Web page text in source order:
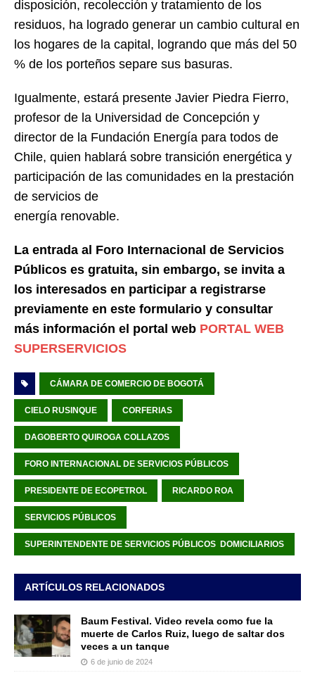
disposición, recolección y tratamiento de los
residuos, ha logrado generar un cambio cultural en
los hogares de la capital, logrando que más del 50
% de los porteños separe sus basuras.
Igualmente, estará presente Javier Piedra Fierro,
profesor de la Universidad de Concepción y
director de la Fundación Energía para todos de
Chile, quien hablará sobre transición energética y
participación de las comunidades en la prestación
de servicios de
energía renovable.
La entrada al Foro Internacional de Servicios
Públicos es gratuita, sin embargo, se invita a
los interesados en participar a registrarse
previamente en este formulario y consultar
más información el portal web PORTAL WEB
SUPERSERVICIOS
CÁMARA DE COMERCIO DE BOGOTÁ
CIELO RUSINQUE CORFERIAS
DAGOBERTO QUIROGA COLLAZOS
FORO INTERNACIONAL DE SERVICIOS PÚBLICOS
PRESIDENTE DE ECOPETROL RICARDO ROA
SERVICIOS PÚBLICOS
SUPERINTENDENTE DE SERVICIOS PÚBLICOS DOMICILIARIOS
ARTÍCULOS RELACIONADOS
Baum Festival. Video revela como fue la
muerte de Carlos Ruiz, luego de saltar dos
veces a un tanque
6 de junio de 2024